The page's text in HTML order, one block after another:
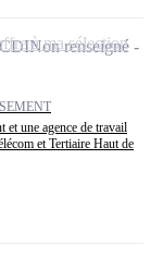
et une agence de travail
et Tertiaire Haut de
CDINon renseigné
à ma sélection